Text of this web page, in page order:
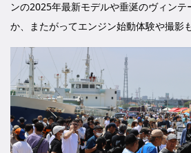
ンの2025年最新モデルや垂涎のヴィン
か、またがってエンジン始動体験や撮影